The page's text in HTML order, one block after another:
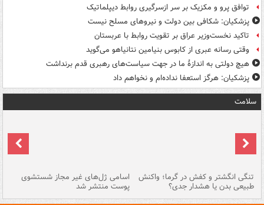
توافق پرو و مکزیک بر سر ازسرگیری روابط دیپلماتیک
پزشکیان: شکافی بین دولت و نیروهای مسلح نیست
تاکید نخست‌وزیر عراق بر تقویت روابط با عربستان
وقتی رسانه عبری از کابوس بنیامین نتانیاهو می‌گوید
هیچ دولتی به اندازۀ ما در جهت سیاست‌های رهبری قدم برنداشت
پزشکیان: هرگز استعفا نداده‌ام و نخواهم داد
سلامت
تنگی انگشتر و کفش در گرما؛ واکنش
طبیعی بدن یا هشدار جدی؟
اسامی ژل‌های غیر مجاز شستشوی
پوست منتشر شد